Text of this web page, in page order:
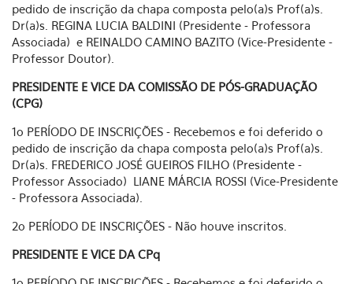
pedido de inscrição da chapa composta pelo(a)s Prof(a)s.
Dr(a)s. REGINA LUCIA BALDINI (Presidente - Professora
Associada) e REINALDO CAMINO BAZITO (Vice-Presidente -
Professor Doutor).
PRESIDENTE E VICE DA COMISSÃO DE PÓS-GRADUAÇÃO
(CPG)
1o PERÍODO DE INSCRIÇÕES - Recebemos e foi deferido o
pedido de inscrição da chapa composta pelo(a)s Prof(a)s.
Dr(a)s. FREDERICO JOSÉ GUEIROS FILHO (Presidente -
Professor Associado) LIANE MÁRCIA ROSSI (Vice-Presidente
- Professora Associada).
2o PERÍODO DE INSCRIÇÕES - Não houve inscritos.
PRESIDENTE E VICE DA CPq